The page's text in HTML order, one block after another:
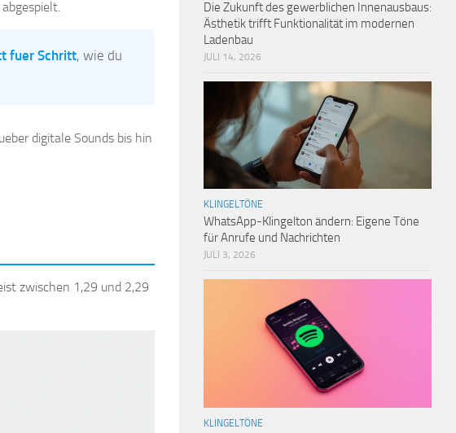
fuer Schritt, wie du
digitale Sounds bis hin
zwischen 1,29 und 2,29
Die Zukunft des gewerblichen Innenausbaus:
Ästhetik trifft Funktionalität im modernen
Ladenbau
JULI 14, 2026
KLINGELTÖNE
WhatsApp-Klingelton ändern: Eigene Töne
für Anrufe und Nachrichten
JULI 3, 2026
KLINGELTÖNE